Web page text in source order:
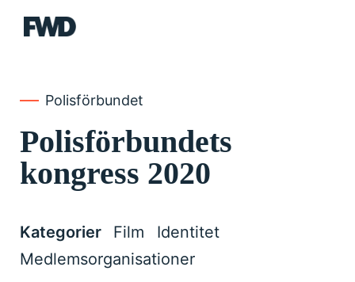
FWD
Polisförbundet
Polisförbundets
kongress 2020
Kategorier Film
Identitet
Medlemsorganisationer